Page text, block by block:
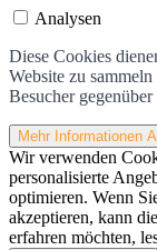
Analysen
Diese Cookies
Website zu
Besucher
Mehr Informationen
Wir verwenden
personalisierte
optimieren. Wenn
akzeptieren, kann
erfahren möchten,